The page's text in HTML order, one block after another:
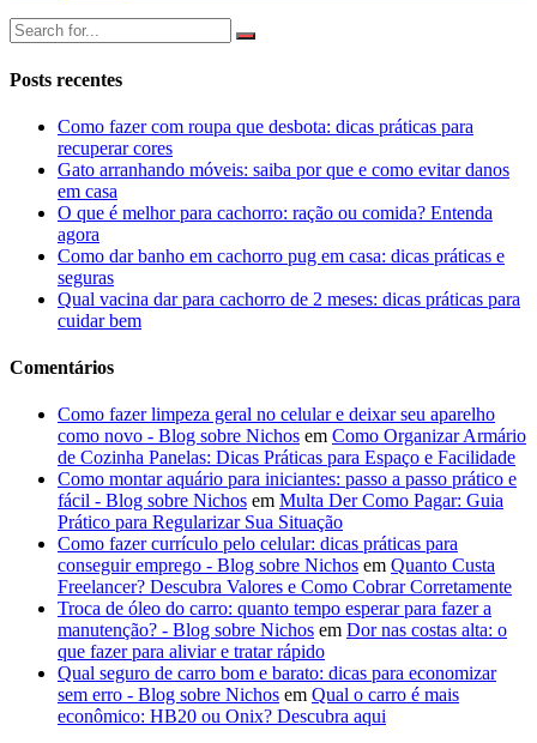
Posts recentes
Como fazer com roupa que desbota: dicas práticas para
recuperar cores
Gato arranhando móveis: saiba por que e como evitar danos
em casa
O que é melhor para cachorro: ração ou comida? Entenda
agora
Como dar banho em cachorro pug em casa: dicas práticas e
seguras
Qual vacina dar para cachorro de 2 meses: dicas práticas para
cuidar bem
Comentários
Como fazer limpeza geral no celular e deixar seu aparelho
como novo - Blog sobre Nichos em Como Organizar Armário
de Cozinha Panelas: Dicas Práticas para Espaço e Facilidade
Como montar aquário para iniciantes: passo a passo prático e
fácil - Blog sobre Nichos em Multa Der Como Pagar: Guia
Prático para Regularizar Sua Situação
Como fazer currículo pelo celular: dicas práticas para
conseguir emprego - Blog sobre Nichos em Quanto Custa
Freelancer? Descubra Valores e Como Cobrar Corretamente
Troca de óleo do carro: quanto tempo esperar para fazer a
manutenção? - Blog sobre Nichos em Dor nas costas alta: o
que fazer para aliviar e tratar rápido
Qual seguro de carro bom e barato: dicas para economizar
sem erro - Blog sobre Nichos em Qual o carro é mais
econômico: HB20 ou Onix? Descubra aqui